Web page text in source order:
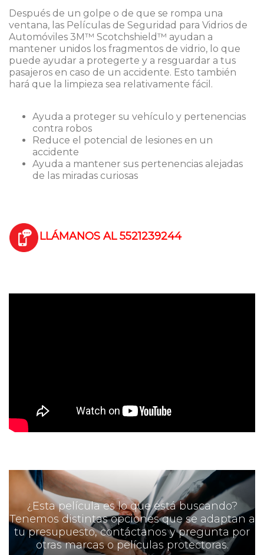
Después de un golpe o de que se rompa una
ventana, las Películas de Seguridad para Vidrios de
Automóviles 3M™ Scotchshield™ ayudan a
mantener unidos los fragmentos de vidrio, lo que
puede ayudar a protegerte y a resguardar a tus
pasajeros en caso de un accidente. Esto también
hará que la limpieza sea relativamente fácil.
Ayuda a proteger su vehículo y pertenencias
contra robos
Reduce el potencial de lesiones en un
accidente
Ayuda a mantener sus pertenencias alejadas
de las miradas curiosas
LLÁMANOS AL 5521239244
¿Esta película es lo que está buscando?
Tenemos distintas opciones que se adaptan a
tu presupuesto, contáctanos y pregunta por
otras marcas o películas protectoras.